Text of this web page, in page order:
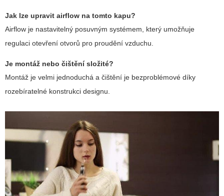
Jak lze upravit airflow na tomto kapu?
Airflow je nastavitelný posuvným systémem, který umožňuje
regulaci otevření otvorů pro proudění vzduchu.
Je montáž nebo čištění složité?
Montáž je velmi jednoduchá a čištění je bezproblémové díky
rozebíratelné konstrukci designu.